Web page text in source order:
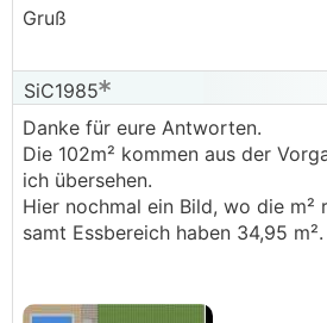
Gruß
SiC1985
Danke für eure Antworten.
Die 102m² kommen aus der
ich übersehen.
Hier nochmal ein Bild, wo die m²
samt Essbereich haben 34,95 m².